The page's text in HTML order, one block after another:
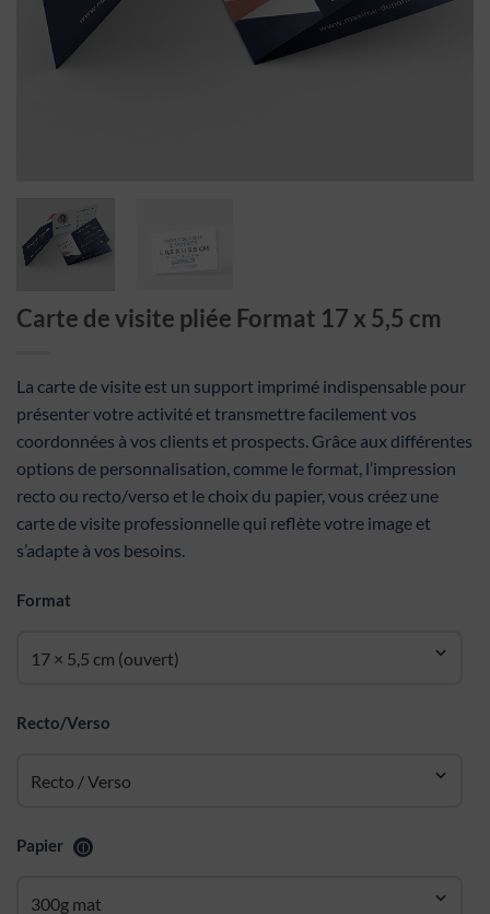
Carte de visite pliée Format 17 x 5,5 cm
La carte de visite est un support imprimé indispensable pour
présenter votre activité et transmettre facilement vos
coordonnées à vos clients et prospects. Grâce aux différentes
options de personnalisation, comme le format, l’impression
recto ou recto/verso et le choix du papier, vous créez une
carte de visite professionnelle qui reflète votre image et
s’adapte à vos besoins.
Format
Recto/Verso
Papier ⓘ